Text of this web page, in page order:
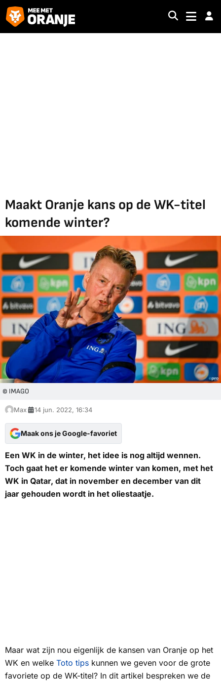
Maakt Oranje kans op de WK-titel
komende winter?
© IMAGO
Max 14 jun. 2022, 16:34
Maak ons je Google-favoriet
Een WK in de winter, het idee is nog altijd wennen.
Toch gaat het er komende winter van komen, met het
WK in Qatar, dat in november en december van dit
jaar gehouden wordt in het oliestaatje.
Maar wat zijn nou eigenlijk de kansen van Oranje op het
WK en welke Toto tips kunnen we geven voor de grote
favoriete op de WK-titel? In dit artikel bespreken we de